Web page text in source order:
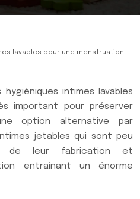
lavables pour une menstruation
intimes lavables
important pour préserver
une option alternative par
jetables qui sont peu
de leur fabrication et
entraînant un énorme